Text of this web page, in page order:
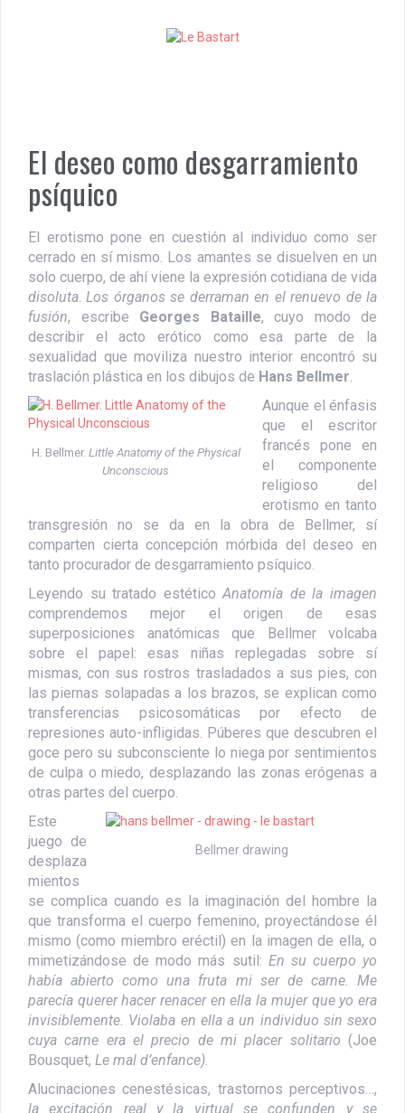
El deseo como desgarramiento
psíquico
El erotismo pone en cuestión al individuo como ser
cerrado en sí mismo. Los amantes se disuelven en un
solo cuerpo, de ahí viene la expresión cotidiana de vida
disoluta.Los órganos se derraman en el renuevo de la
fusión, escribe Georges Bataille, cuyo modo de
describir el acto erótico como esa parte de la
sexualidad que moviliza nuestro interior encontró su
traslación plástica en los dibujos de Hans Bellmer.
H. Bellmer. Little Anatomy of the Physical
Unconscious
Aunque el énfasis
que el escritor
francés pone en
el componente
religioso del
erotismo en tanto
transgresión no se da en la obra de Bellmer, sí
comparten cierta concepción mórbida del deseo en
tanto procurador de desgarramiento psíquico.
Leyendo su tratado estéticoAnatomía de la imagen
comprendemos mejor el origen de esas
superposiciones anatómicas que Bellmer volcaba
sobre el papel: esas niñas replegadas sobre sí
mismas, con sus rostros trasladados a sus pies, con
las piernas solapadas a los brazos, se explican como
transferencias psicosomáticas por efecto de
represiones auto-infligidas. Púberes que descubren el
goce pero su subconsciente lo niega por sentimientos
de culpa o miedo, desplazando las zonas erógenas a
otras partes del cuerpo.
Bellmer drawing
Este
juego de
desplaza
mientos
se complica cuando es la imaginación del hombre la
que transforma el cuerpo femenino, proyectándose él
mismo (como miembro eréctil) en la imagen de ella, o
mimetizándose de modo más sutil: En su cuerpo yo
había abierto como una fruta mi ser de carne. Me
parecía querer hacer renacer en ella la mujer que yo era
invisiblemente. Violaba en ella a un individuo sin sexo
cuya carne era el precio de mi placer solitario (Joe
Bousquet, Le mal d’enfance).
Alucinaciones cenestésicas, trastornos perceptivos…,
la excitación real y la virtual se confunden y se